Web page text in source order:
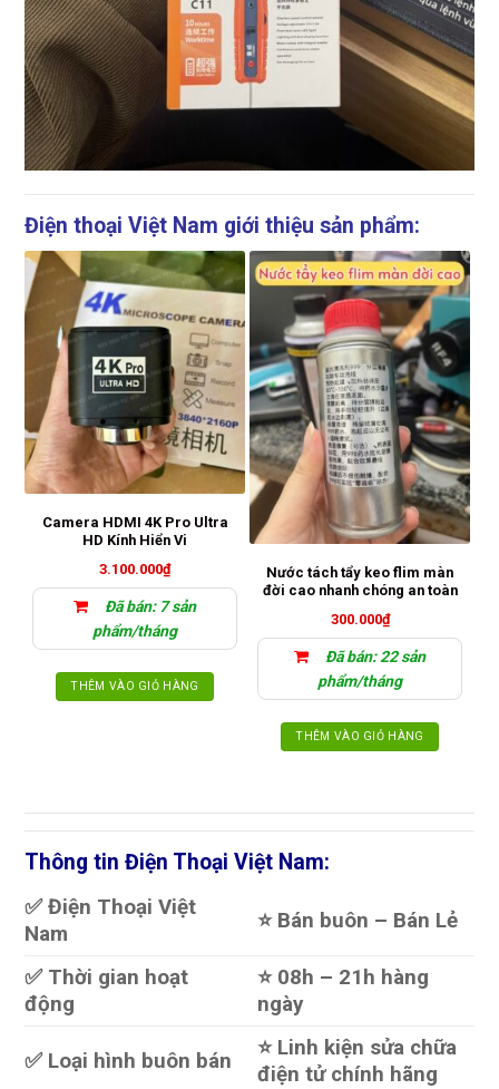
Điện thoại Việt Nam giới thiệu sản phẩm:
Camera HDMI 4K Pro Ultra
HD Kính Hiển Vi
3.100.000₫
Đã bán: 7 sản
phẩm/tháng
THÊM VÀO GIỎ HÀNG
Nước tách tẩy keo flim màn
đời cao nhanh chóng an toàn
300.000₫
Đã bán: 22 sản
phẩm/tháng
THÊM VÀO GIỎ HÀNG
Thông tin Điện Thoại Việt Nam:
✅ Điện Thoại Việt
Nam
⭐️ Bán buôn – Bán Lẻ
✅ Thời gian hoạt
động
⭐️ 08h – 21h hàng
ngày
✅ Loại hình buôn bán
⭐️ Linh kiện sửa chữa
điện tử chính hãng